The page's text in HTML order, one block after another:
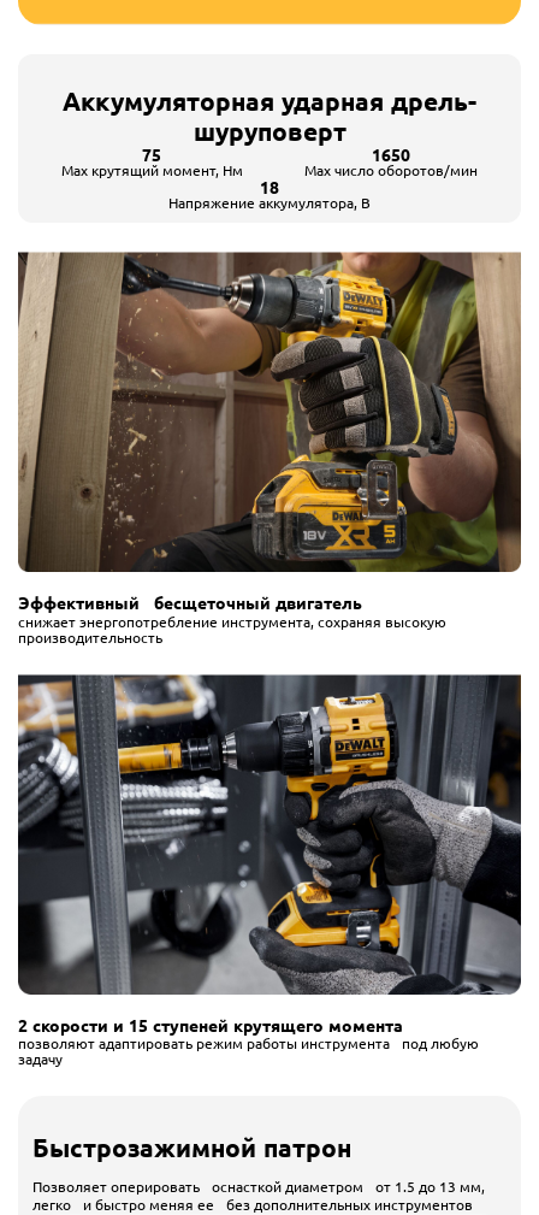
Аккумуляторная ударная дрель-
шуруповерт
Max крутящий момент, Hм
75
Max число оборотов/мин
1650
Напряжение аккумулятора, В
18
Эффективный бесщеточный двигатель
снижает энергопотребление инструмента, сохраняя высокую
производительность
2 скорости и 15 ступеней крутящего момента
позволяют адаптировать режим работы инструмента под любую
задачу
Быстрозажимной патрон
Позволяет оперировать оснасткой диаметром от 1.5 до 13 мм,
легко и быстро меняя ее без дополнительных инструментов